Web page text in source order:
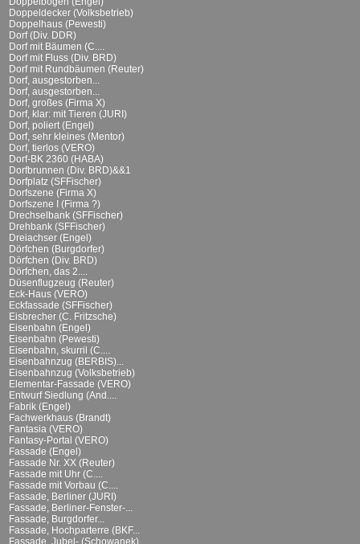
Doppeldecker (Volksbetrieb)
Doppelhaus (Pewesti)
Dorf (Div. DDR)
Dorf mit Bäumen (C....
Dorf mit Fluss (Div. BRD)
Dorf mit Rundbäumen (Reuter)
Dorf, ausgestorben...
Dorf, ausgestorben...
Dorf, großes (Firma X)
Dorf, klar: mit Tieren (JURI)
Dorf, poliert (Engel)
Dorf, sehr kleines (Mentor)
Dorf, tierlos (VERO)
Dorf-BK 2360 (HABA)
Dorfbrunnen (Div. BRD)&&1
Dorfplatz (SFFischer)
Dorfszene (Firma X)
Dorfszene I (Firma ?)
Drechselbank (SFFischer)
Drehbank (SFFischer)
Dreiachser (Engel)
Dörfchen (Burgdorfer)
Dörfchen (Div. BRD)
Dörfchen, das 2....
Düsenflugzeug (Reuter)
Eck-Haus (VERO)
Eckfassade (SFFischer)
Eisbrecher (C. Fritzsche)
Eisenbahn (Engel)
Eisenbahn (Pewesti)
Eisenbahn, skurril (C....
Eisenbahnzug (BERBIS)...
Eisenbahnzug (Volksbetrieb)
Elementar-Fassade (VERO)
Entwurf Siedlung (And....
Fabrik (Engel)
Fachwerkhaus (Brandt)
Fantasia (VERO)
Fantasy-Portal (VERO)
Fassade (Engel)
Fassade Nr. XX (Reuter)
Fassade mit Uhr (C....
Fassade mit Vorbau (C....
Fassade, Berliner (JURI)
Fassade, Berliner-Fenster-...
Fassade, Burgdorfer...
Fassade, Hochparterre (BKF...
Fassade, Jubel- (Schowanek)